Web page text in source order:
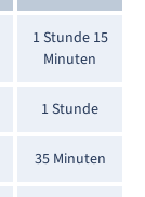
1 Stunde 15
Minuten
1 Stunde
35 Minuten